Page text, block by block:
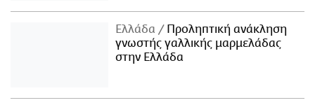
Ελλάδα
Προληπτική ανάκληση
γνωστής γαλλικής μαρμελάδας
στην Ελλάδα